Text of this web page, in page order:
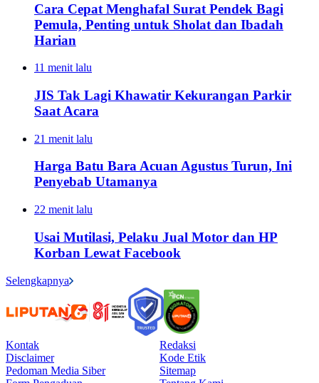
Cara Cepat Menghafal Surat Pendek Bagi
Pemula, Penting untuk Sholat dan Ibadah
Harian
11 menit lalu
JIS Tak Lagi Khawatir Kekurangan Parkir
Saat Acara
21 menit lalu
Harga Batu Bara Acuan Agustus Turun, Ini
Penyebab Utamanya
22 menit lalu
Usai Mutilasi, Pelaku Jual Motor dan HP
Korban Lewat Facebook
Selengkapnya
Kontak
Redaksi
Disclaimer
Kode Etik
Pedoman Media Siber
Sitemap